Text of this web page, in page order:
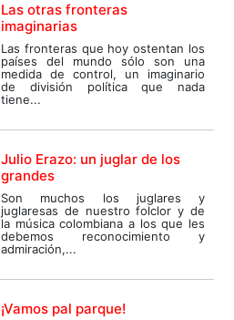
Las otras fronteras
imaginarias
Las fronteras que hoy ostentan los
países del mundo sólo son una
medida de control, un imaginario
de división política que nada
tiene...
Julio Erazo: un juglar de los
grandes
Son muchos los juglares y
juglaresas de nuestro folclor y de
la música colombiana a los que les
debemos reconocimiento y
admiración,...
¡Vamos pal parque!